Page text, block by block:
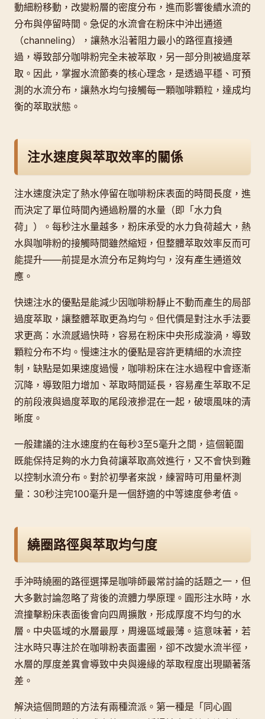
動細粉移動，改變粉層的密度分布，進而影響後續水流的
分布與停留時間。急促的水流會在粉床中沖出通道
（channeling），讓熱水沿著阻力最小的路徑直接通
過，導致部分咖啡粉完全未被萃取，另一部分則被過度萃
取。因此，掌握水流節奏的核心理念，是透過平穩、可預
測的水流分布，讓熱水均勻接觸每一顆咖啡顆粒，達成均
衡的萃取狀態。
注水速度與萃取效率的關係
注水速度決定了熱水停留在咖啡粉床表面的時間長度，進
而決定了單位時間內通過粉層的水量（即「水力負
荷」）。每秒注水量越多，粉床承受的水力負荷越大，熱
水與咖啡粉的接觸時間雖然縮短，但整體萃取效率反而可
能提升——前提是水流分布足夠均勻，沒有產生通道效
應。
快速注水的優點是能減少因咖啡粉靜止不動而產生的局部
過度萃取，讓整體萃取更為均勻。但代價是對注水手法要
求更高：水流感過快時，容易在粉床中央形成漩渦，導致
顆粒分布不均。慢速注水的優點是容許更精細的水流控
制，缺點是如果速度過慢，咖啡粉床在注水過程中會逐漸
沉降，導致阻力增加、萃取時間延長，容易產生萃取不足
的前段液與過度萃取的尾段液摻混在一起，破壞風味的清
晰度。
一般建議的注水速度約在每秒3至5毫升之間，這個範圍
既能保持足夠的水力負荷讓萃取高效進行，又不會快到難
以控制水流分布。對於初學者來說，練習時可用量杯測
量：30秒注完100毫升是一個舒適的中等速度參考值。
繞圈路徑與萃取均勻度
手沖時繞圈的路徑選擇是咖啡師最常討論的話題之一，但
大多數討論忽略了背後的流體力學原理。圓形注水時，水
流撞擊粉床表面後會向四周擴散，形成厚度不均勻的水
層。中央區域的水層最厚，周邊區域最薄。這意味著，若
注水時只專注於在咖啡粉表面畫圈，卻不改變水流半徑，
水層的厚度差異會導致中央與邊緣的萃取程度出現顯著落
差。
解決這個問題的方法有兩種流派。第一種是「同心圓